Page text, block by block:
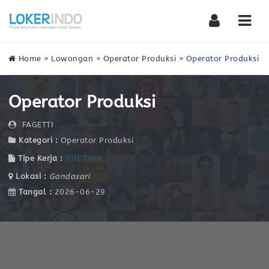
Home » Lowongan » Operator Produksi » Operator Produksi
Operator Produksi
FAGETTI
Kategori : Operator Produksi
Tipe Kerja : Full Time
Lokasi : Gandasari
Tangal : 2026-06-29